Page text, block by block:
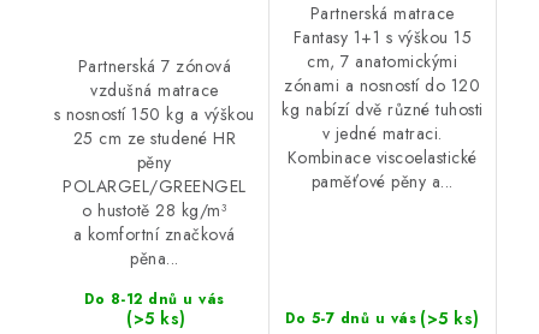
Do 8-12 dnů u vás
(>5 ks)
Partnerská 7 zónová
vzdušná matrace
s nosností 150 kg a výškou
25 cm ze studené HR
pěny
POLARGEL/GREENGEL
o hustotě 28 kg/m³
a komfortní značková
pěna...
Do 5-7 dnů u vás (>5 ks)
Partnerská matrace
Fantasy 1+1 s výškou 15
cm, 7 anatomickými
zónami a nosností do 120
kg nabízí dvě různé tuhosti
v jedné matraci.
Kombinace viscoelastické
paměťové pěny a...